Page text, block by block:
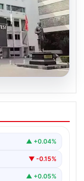
▲ +0.04%
▼ -0.15%
▲ +0.05%